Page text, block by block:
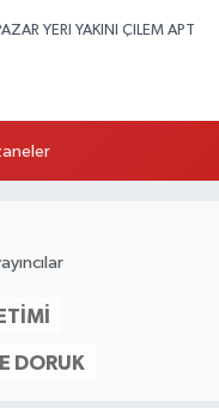
YERI YAKINI ÇILEM APT
DORUK